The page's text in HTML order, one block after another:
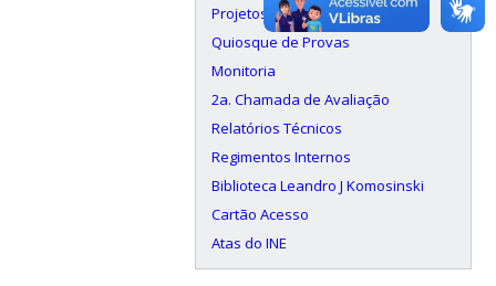
Projetos (TCC)
Quiosque de Provas
Monitoria
2a. Chamada de Avaliação
Relatórios Técnicos
Regimentos Internos
Biblioteca Leandro J Komosinski
Cartão Acesso
Atas do INE